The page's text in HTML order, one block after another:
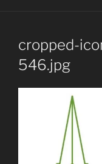
cropped-
546.jpg